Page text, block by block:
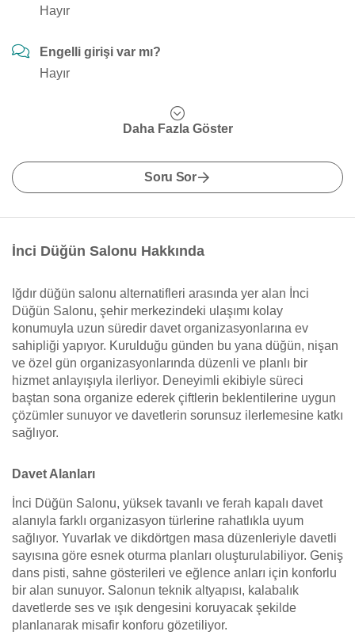
Hayır
Engelli girişi var mı?
Hayır
Daha Fazla Göster
Soru Sor
İnci Düğün Salonu Hakkında
Iğdır düğün salonu alternatifleri arasında yer alan İnci
Düğün Salonu, şehir merkezindeki ulaşımı kolay
konumuyla uzun süredir davet organizasyonlarına ev
sahipliği yapıyor. Kurulduğu günden bu yana düğün, nişan
ve özel gün organizasyonlarında düzenli ve planlı bir
hizmet anlayışıyla ilerliyor. Deneyimli ekibiyle süreci
baştan sona organize ederek çiftlerin beklentilerine uygun
çözümler sunuyor ve davetlerin sorunsuz ilerlemesine katkı
sağlıyor.
Davet Alanları
İnci Düğün Salonu, yüksek tavanlı ve ferah kapalı davet
alanıyla farklı organizasyon türlerine rahatlıkla uyum
sağlıyor. Yuvarlak ve dikdörtgen masa düzenleriyle davetli
sayısına göre esnek oturma planları oluşturulabiliyor. Geniş
dans pisti, sahne gösterileri ve eğlence anları için konforlu
bir alan sunuyor. Salonun teknik altyapısı, kalabalık
davetlerde ses ve ışık dengesini koruyacak şekilde
planlanarak misafir konforu gözetiliyor.